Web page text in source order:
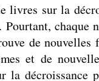
livres sur la
chaque
de nouvelles
et de
la décroissance